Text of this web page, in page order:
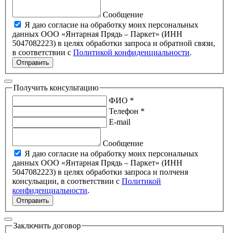
Сообщение
Я даю согласие на обработку моих персональных
данных ООО «Янтарная Прядь – Паркет» (ИНН
5047082223) в целях обработки запроса и обратной связи,
в соответствии с Политикой конфиденциальности.
Отправить
Получить консультацию
ФИО *
Телефон *
E-mail
Сообщение
Я даю согласие на обработку моих персональных
данных ООО «Янтарная Прядь – Паркет» (ИНН
5047082223) в целях обработки запроса и полченя
консульации, в соответствии с Политикой
конфиденциальности.
Отправить
Заключить договор